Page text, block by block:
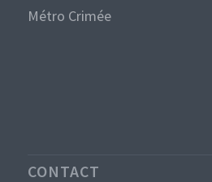
Métro Crimée
CONTACT